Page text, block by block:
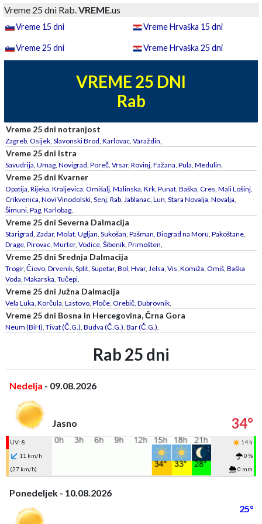
Vreme 25 dni Rab.VREME.us
Vreme 15 dni Vreme Hrvaška 15 dni
Vreme 25 dni Vreme Hrvaška 25 dni
VREME 25 DNI
Rab
Vreme 25 dni notranjost
Zagreb, Osijek, Slavonski Brod, Karlovac, Varaždin,
Vreme 25 dni Istra
Savudrija, Umag, Novigrad, Poreč, Vrsar, Rovinj, Fažana, Pula, Medulin,
Vreme 25 dni Kvarner
Opatija, Rijeka, Kraljevica, Omišalj, Malinska, Krk, Punat, Baška, Cres, Mali Lošinj,
Crikvenica, Novi Vinodolski, Senj, Rab, Jablanac, Lun, Stara Novalja, Novalja,
Šimuni, Pag, Karlobag,
Vreme 25 dni Severna Dalmacija
Starigrad, Zadar, Molat, Ugljan, Sukošan, Pašman, Biograd na Moru, Pakoštane,
Drage, Pirovac, Murter, Vodice, Šibenik, Primošten,
Vreme 25 dni Srednja Dalmacija
Trogir, Čiovo, Drvenik, Split, Supetar, Bol, Hvar, Jelsa, Vis, Komiža, Omiš, Baška
Voda, Makarska, Tučepi,
Vreme 25 dni Južna Dalmacija
Vela Luka, Korčula, Lastovo, Ploče, Orebič, Dubrovnik,
Vreme 25 dni Bosna in Hercegovina, Črna Gora
Neum (BiH), Tivat (Č.G.), Budva (Č.G.), Bar (Č.G.),
Rab 25 dni
Nedelja - 09.08.2026
Jasno 34°
UV: 8
14 h
11 km/h
0 %
(27 km/h)
0 mm
Ponedeljek - 10.08.2026
25°